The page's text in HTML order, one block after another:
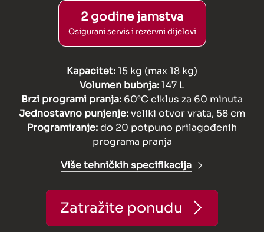
2 godine jamstva
Osigurani servis i rezervni dijelovi
Kapacitet:15 kg (max 18 kg)
Volumen bubnja:147 L
Brzi programi pranja: 60°C ciklus za 60 minuta
Jednostavno punjenje:veliki otvor vrata, 58 cm
Programiranje:do 20 potpuno prilagođenih
programa pranja
Više tehničkih specifikacija
Zatražite ponudu